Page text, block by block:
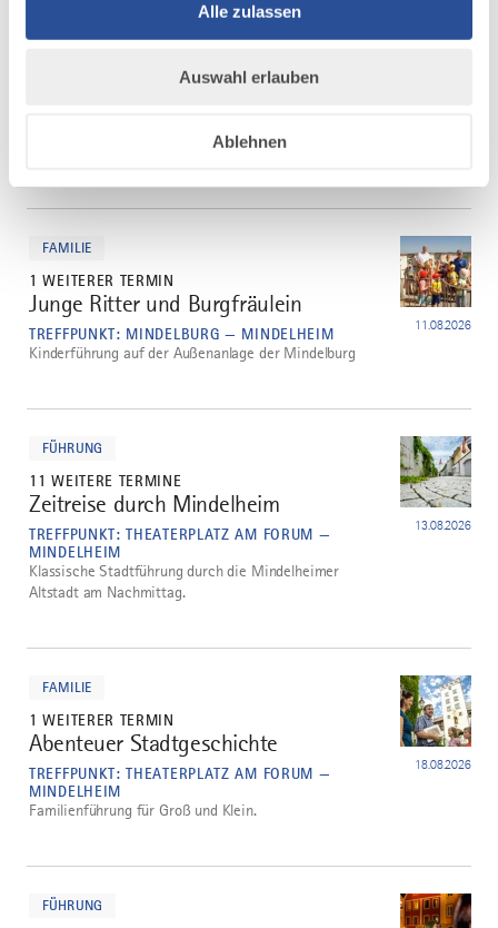
Alle zulassen
Auswahl erlauben
Ablehnen
Veranstaltungen
FAMILIE
1 WEITERER TERMIN
1
Junge Ritter und Burgfräulein
TREFFPUNKT: MINDELBURG — MINDELHEIM 11.08.2026
Kinderführung auf der Außenanlage der Mindelburg
FÜHRUNG
11 WEITERE TERMINE
2
Zeitreise durch Mindelheim
TREFFPUNKT: THEATERPLATZ AM FORUM —
MINDELHEIM
13.08.2026
Klassische Stadtführung durch die Mindelheimer
Altstadt am Nachmittag.
FAMILIE
1 WEITERER TERMIN
3
Abenteuer Stadtgeschichte
TREFFPUNKT: THEATERPLATZ AM FORUM —
MINDELHEIM
18.08.2026
Familienführung für Groß und Klein.
FÜHRUNG